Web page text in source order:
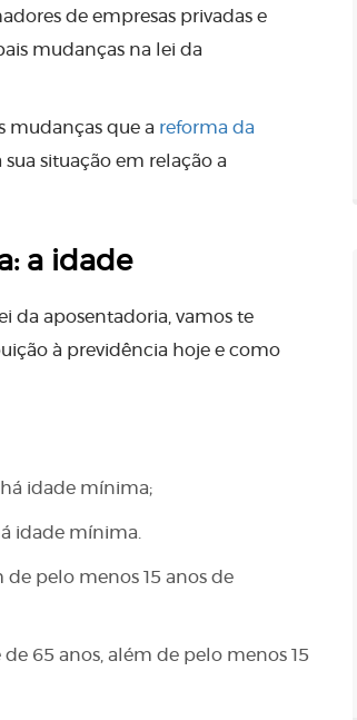
de empresas privadas e
mudanças na lei da
mudanças que a reforma da
situação em relação a
a idade
da aposentadoria , vamos te
à previdência hoje e como
há idade mínima;
idade mínima.
pelo menos 15 anos de
65 anos, além de pelo menos 15